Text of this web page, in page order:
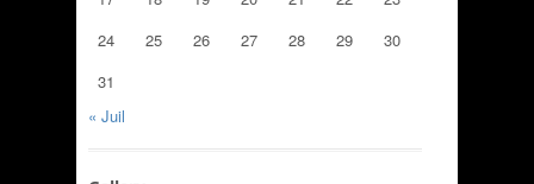
24
25 26 27 28 29
30
31
« Juil